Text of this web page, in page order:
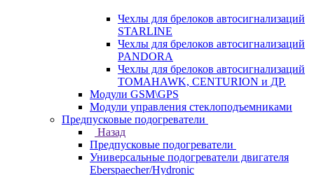
Чехлы для брелоков автосигнализаций
STARLINE
Чехлы для брелоков автосигнализаций
PANDORA
Чехлы для брелоков автосигнализаций
TOMAHAWK, CENTURION и ДР.
Модули GSM\GPS
Модули управления стеклоподъемниками
Предпусковые подогреватели
Назад
Предпусковые подогреватели
Универсальные подогреватели двигателя
Eberspaecher/Hydronic